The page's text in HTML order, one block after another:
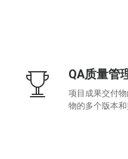
QA质量管
项目成果交付
物的多个版本和